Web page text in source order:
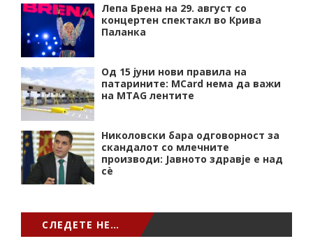
Лепа Брена на 29. август со
концертен спектакл во Крива
Паланка
Од 15 јуни нови правила на
патарините: MCard нема да важи
на MTAG лентите
Николовски бара одговорност за
скандалот со млечните
производи: Јавното здравје е над
сѐ
СЛЕДЕТЕ НЕ…